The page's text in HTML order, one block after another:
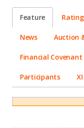
Feature Rating
News Auction
Financial Covenant
Participants XI